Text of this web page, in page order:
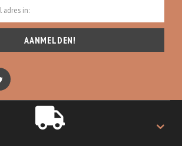
AANMELDEN!